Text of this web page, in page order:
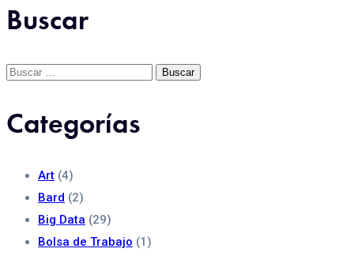
Buscar
Buscar:
Categorías
Art (4)
Bard (2)
Big Data (29)
Bolsa de Trabajo (1)